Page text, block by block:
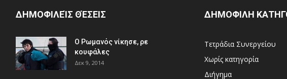
ΔΗΜΟΦΙΛΕΊΣ ΘΈΣΕΙΣ
Ο Ρωμανός νίκησε, ρε
κουφάλες
Δεκ 9, 2014
ΔΗΜΟΦΙΛΗ
Τετράδια Συνεργείου
Χωρίς κατηγορία
Διήγημα